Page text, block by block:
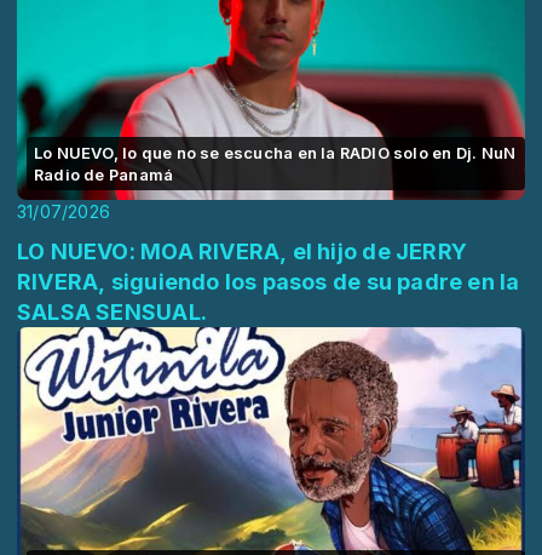
Lo NUEVO, lo que no se escucha en la RADIO solo en Dj. NuN
Radio de Panamá
31/07/2026
LO NUEVO: MOA RIVERA, el hijo de JERRY
RIVERA, siguiendo los pasos de su padre en la
SALSA SENSUAL.